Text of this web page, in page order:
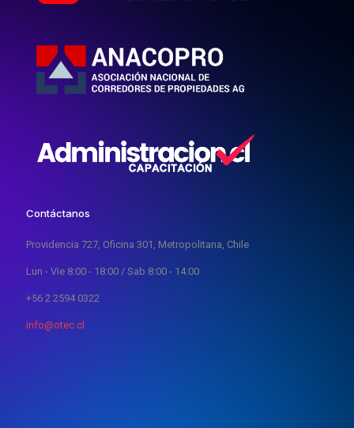
Contáctanos
Providencia 727, Oficina 301, Metropolitana, Chile
Lun - Vie 8:00 - 18:00 / Sab 8:00 - 14:00
+56 2 2594 0322
info@otec.cl